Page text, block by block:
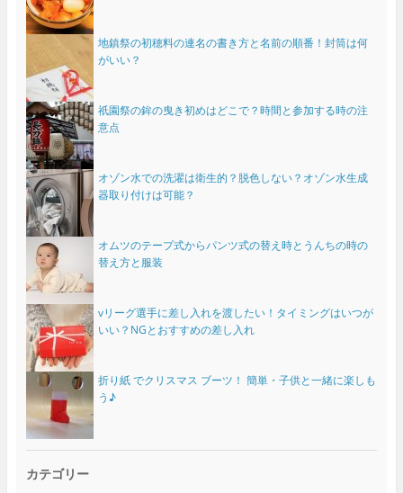
地鎮祭の初穂料の連名の書き方と名前の順番！封筒は何
がいい？
祇園祭の鉾の曳き初めはどこで？時間と参加する時の注
意点
オゾン水での洗濯は衛生的？脱色しない？オゾン水生成
器取り付けは可能？
オムツのテープ式からパンツ式の替え時とうんちの時の
替え方と服装
vリーグ選手に差し入れを渡したい！タイミングはいつが
いい？NGとおすすめの差し入れ
折り紙 でクリスマス ブーツ！ 簡単・子供と一緒に楽しも
う♪
カテゴリー